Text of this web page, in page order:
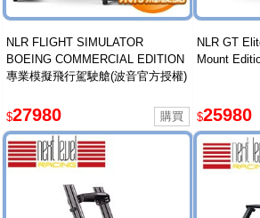
NLR FLIGHT SIMULATOR
BOEING COMMERCIAL EDITION
專業模擬飛行駕駛艙(波音官方授權)
$27980
NLR GT
Mount
$25980